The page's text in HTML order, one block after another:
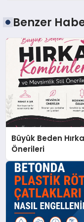
Benzer
Büyük Beden
Önerileri